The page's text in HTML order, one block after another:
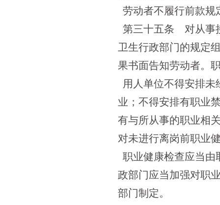
劳动者不履行前款规
第三十五条 对从事
卫生行政部门的规定
果书面告知劳动者。
用人单位不得安排
业；不得安排有职业
有与所从事的职业相
对未进行离岗前职业
职业健康检查应当由
政部门应当加强对职
部门制定。